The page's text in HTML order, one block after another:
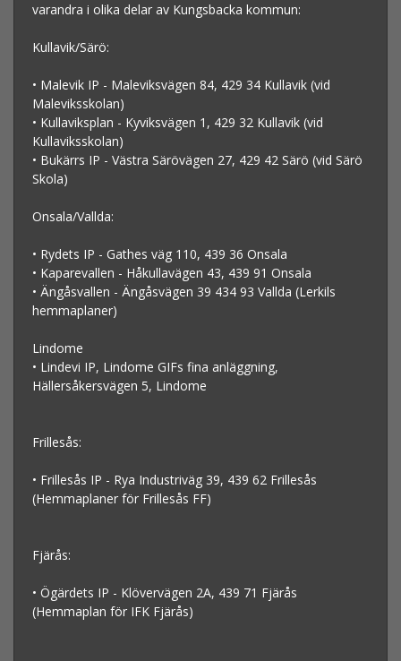
varandra i olika delar av Kungsbacka kommun:
Kullavik/Särö:
• Malevik IP - Maleviksvägen 84, 429 34 Kullavik (vid
Maleviksskolan)
• Kullaviksplan - Kyviksvägen 1, 429 32 Kullavik (vid
Kullaviksskolan)
• Bukärrs IP - Västra Särövägen 27, 429 42 Särö (vid Särö
Skola)
Onsala/Vallda:
• Rydets IP - Gathes väg 110, 439 36 Onsala
• Kaparevallen - Håkullavägen 43, 439 91 Onsala
• Ängåsvallen - Ängåsvägen 39 434 93 Vallda (Lerkils
hemmaplaner)
Lindome
• Lindevi IP, Lindome GIFs fina anläggning,
Hällersåkersvägen 5, Lindome
Frillesås:
• Frillesås IP - Rya Industriväg 39, 439 62 Frillesås
(Hemmaplaner för Frillesås FF)
Fjärås:
• Ögärdets IP - Klövervägen 2A, 439 71 Fjärås
(Hemmaplan för IFK Fjärås)